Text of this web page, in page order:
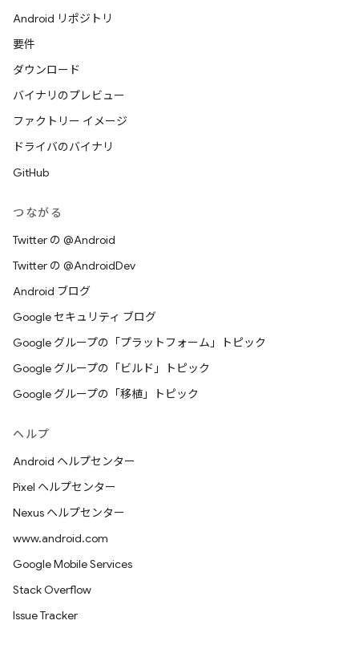
Android リポジトリ
要件
ダウンロード
バイナリのプレビュー
ファクトリー イメージ
ドライバのバイナリ
GitHub
つながる
Twitter の @Android
Twitter の @AndroidDev
Android ブログ
Google セキュリティ ブログ
Google グループの「プラットフォーム」トピック
Google グループの「ビルド」トピック
Google グループの「移植」トピック
ヘルプ
Android ヘルプセンター
Pixel ヘルプセンター
Nexus ヘルプセンター
www.android.com
Google Mobile Services
Stack Overflow
Issue Tracker